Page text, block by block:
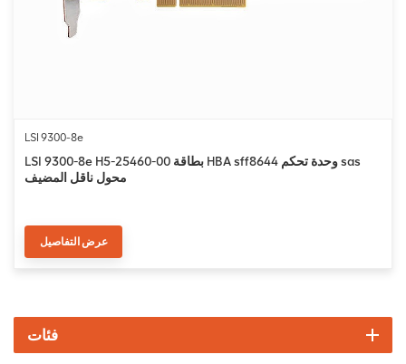
LSI 9300-8e
LSI 9300-8e H5-25460-00 بطاقة HBA sff8644 وحدة تحكم sas
محول ناقل المضيف
عرض التفاصيل
فئات